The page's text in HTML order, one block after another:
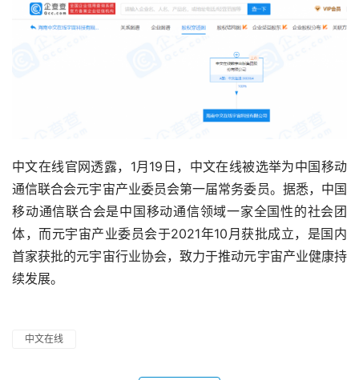
中文在线官网透露，1月19日，中文在线被选举为中国移动
通信联合会元宇宙产业委员会第一届常务委员。据悉，中国
移动通信联合会是中国移动通信领域一家全国性的社会团
体，而元宇宙产业委员会于2021年10月获批成立，是国内
首家获批的元宇宙行业协会，致力于推动元宇宙产业健康持
续发展。
中文在线